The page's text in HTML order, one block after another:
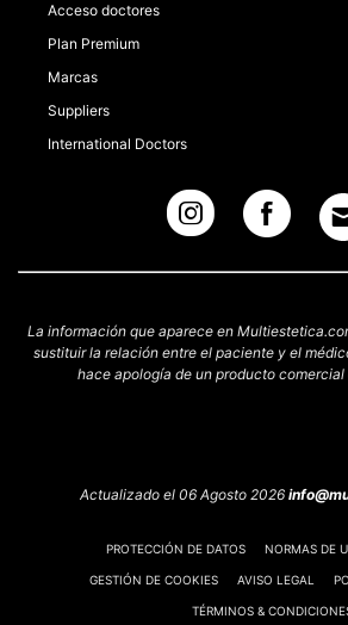
Acceso doctores
Plan Premium
Marcas
Suppliers
International Doctors
La información que aparece en
sustituir la relación entre el paciente y el
hace apología de un producto comercial
Actualizado el 06 Agosto 2026
PROTECCIÓN DE DATOS NORMAS DE
GESTIÓN DE COOKIES AVISO LEGAL
TÉRMINOS &